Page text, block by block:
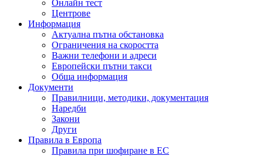
Онлайн тест
Центрове
Информация
Актуална пътна обстановка
Ограничения на скоростта
Важни телефони и адреси
Европейски пътни такси
Обща информация
Документи
Правилници, методики, документация
Наредби
Закони
Други
Правила в Европа
Правила при шофиране в ЕС